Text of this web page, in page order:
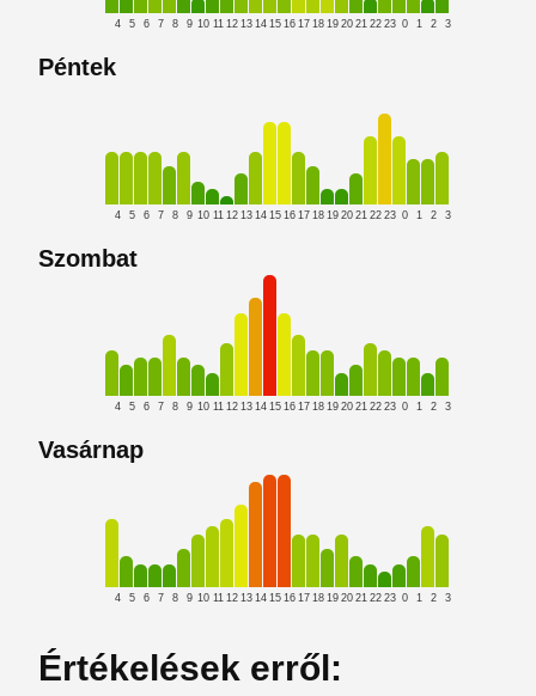
4 5 6 7 8 9 10 11 12 13 14 15 16 17 18 19 20 21 22 23 0 1 2 3
Péntek
4 5 6 7 8 9 10 11 12 13 14 15 16 17 18 19 20 21 22 23 0 1 2 3
Szombat
4 5 6 7 8 9 10 11 12 13 14 15 16 17 18 19 20 21 22 23 0 1 2 3
Vasárnap
4 5 6 7 8 9 10 11 12 13 14 15 16 17 18 19 20 21 22 23 0 1 2 3
Értékelések erről: